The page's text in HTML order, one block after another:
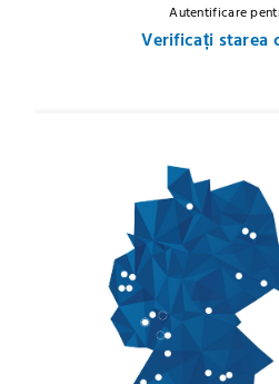
Autentificare
Verificați starea